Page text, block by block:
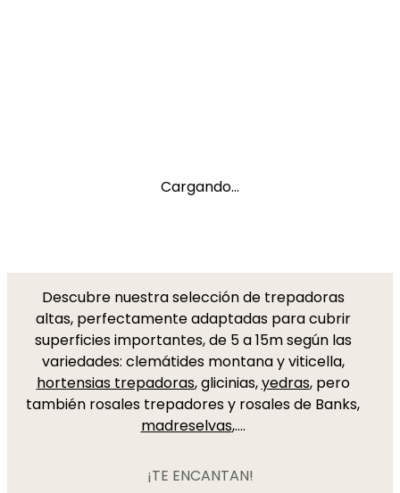
Cargando...
Descubre nuestra selección de trepadoras
altas, perfectamente adaptadas para cubrir
superficies importantes, de 5 a 15m según las
variedades: clemátides montana y viticella,
hortensias trepadoras, glicinias,yedras, pero
también rosales trepadores y rosales de Banks,
madreselvas,....
¡TE ENCANTAN!